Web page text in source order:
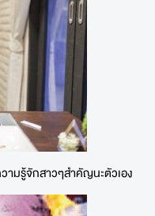
ามรู้จักสาวๆสำคัญนะตัวเอง